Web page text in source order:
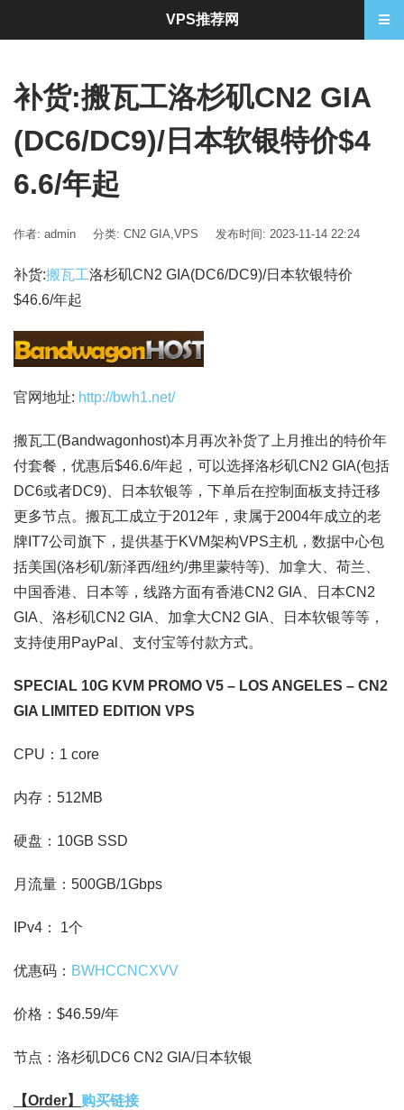
补货:搬瓦工洛杉矶CN2 GIA
(DC6/DC9)/日本软银特价$4
6.6/年起
作者: admin 分类: CN2 GIA,VPS 发布时间: 2023-11-14 22:24
补货:搬瓦工洛杉矶CN2 GIA(DC6/DC9)/日本软银特价
$46.6/年起
官网地址: http://bwh1.net/
搬瓦工(Bandwagonhost)本月再次补货了上月推出的特价年
付套餐，优惠后$46.6/年起，可以选择洛杉矶CN2 GIA(包括
DC6或者DC9)、日本软银等，下单后在控制面板支持迁移
更多节点。搬瓦工成立于2012年，隶属于2004年成立的老
牌IT7公司旗下，提供基于KVM架构VPS主机，数据中心包
括美国(洛杉矶/新泽西/纽约/弗里蒙特等)、加拿大、荷兰、
中国香港、日本等，线路方面有香港CN2 GIA、日本CN2
GIA、洛杉矶CN2 GIA、加拿大CN2 GIA、日本软银等等，
支持使用PayPal、支付宝等付款方式。
SPECIAL 10G KVM PROMO V5 – LOS ANGELES – CN2
GIA LIMITED EDITION VPS
CPU：1 core
内存：512MB
硬盘：10GB SSD
月流量：500GB/1Gbps
IPv4： 1个
优惠码： BWHCCNCXVV
价格：$46.59/年
节点：洛杉矶DC6 CN2 GIA/日本软银
【Order】 购买链接
VPS推荐网